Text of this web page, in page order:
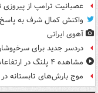
عصبانیت ترامپ از
واکنش کمال شرف به
آهوی ایرانی
دردسر جدید برای
مشاهده ۴ پلنگ در ارتفاعات میناب
موج بارش‌های تابستانه در راه ۱۱